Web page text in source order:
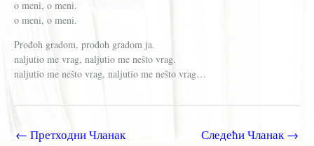
o meni, o meni.
o meni, o meni.
Prođoh gradom, prođoh gradom ja.
naljutio me vrag, naljutio me nešto vrag.
naljutio me nešto vrag, naljutio me nešto vrag…
← Претходни Чланак Следећи Чланак→